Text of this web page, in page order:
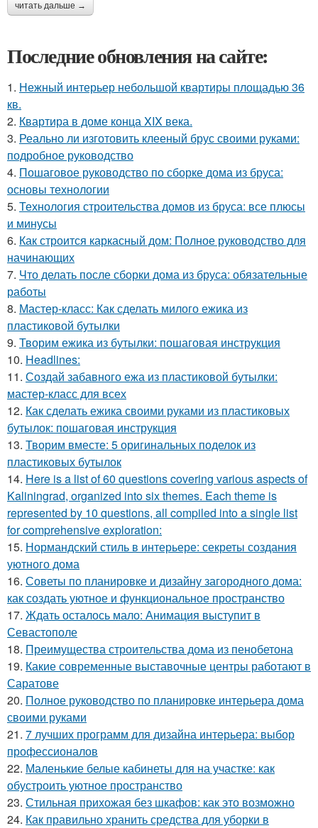
читать дальше →
Последние обновления на сайте:
1. Нежный интерьер небольшой квартиры площадью 36
кв.
2. Квартира в доме конца XIX века.
3. Реально ли изготовить клееный брус своими руками:
подробное руководство
4. Пошаговое руководство по сборке дома из бруса:
основы технологии
5. Технология строительства домов из бруса: все плюсы
и минусы
6. Как строится каркасный дом: Полное руководство для
начинающих
7. Что делать после сборки дома из бруса: обязательные
работы
8. Мастер-класс: Как сделать милого ежика из
пластиковой бутылки
9. Творим ежика из бутылки: пошаговая инструкция
10. Headlines:
11. Создай забавного ежа из пластиковой бутылки:
мастер-класс для всех
12. Как сделать ежика своими руками из пластиковых
бутылок: пошаговая инструкция
13. Творим вместе: 5 оригинальных поделок из
пластиковых бутылок
14. Here is a list of 60 questions covering various aspects of
Kaliningrad, organized into six themes. Each theme is
represented by 10 questions, all compiled into a single list
for comprehensive exploration:
15. Нормандский стиль в интерьере: секреты создания
уютного дома
16. Советы по планировке и дизайну загородного дома:
как создать уютное и функциональное пространство
17. Ждать осталось мало: Анимация выступит в
Севастополе
18. Преимущества строительства дома из пенобетона
19. Какие современные выставочные центры работают в
Саратове
20. Полное руководство по планировке интерьера дома
своими руками
21. 7 лучших программ для дизайна интерьера: выбор
профессионалов
22. Маленькие белые кабинеты для на участке: как
обустроить уютное пространство
23. Стильная прихожая без шкафов: как это возможно
24. Как правильно хранить средства для уборки в